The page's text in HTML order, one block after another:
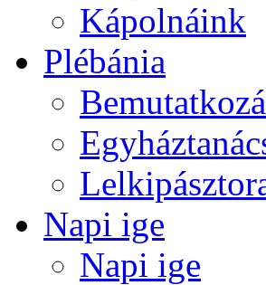
Kápolnáink
Plébánia
Napi ige
Napi ige